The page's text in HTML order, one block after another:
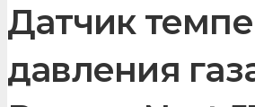
Датчик
давления